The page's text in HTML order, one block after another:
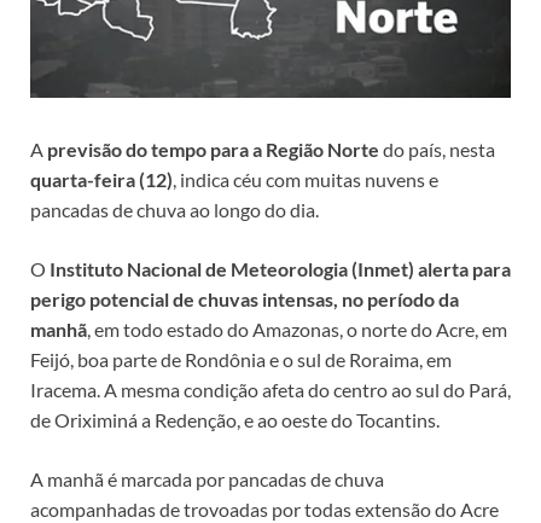
A previsão do tempo para a Região Norte do país, nesta
quarta-feira (12), indica céu com muitas nuvens e
pancadas de chuva ao longo do dia.
O Instituto Nacional de Meteorologia (Inmet) alerta para
perigo potencial de chuvas intensas, no período da
manhã, em todo estado do Amazonas, o norte do Acre, em
Feijó, boa parte de Rondônia e o sul de Roraima, em
Iracema. A mesma condição afeta do centro ao sul do Pará,
de Oriximiná a Redenção, e ao oeste do Tocantins.
A manhã é marcada por pancadas de chuva
acompanhadas de trovoadas por todas extensão do Acre